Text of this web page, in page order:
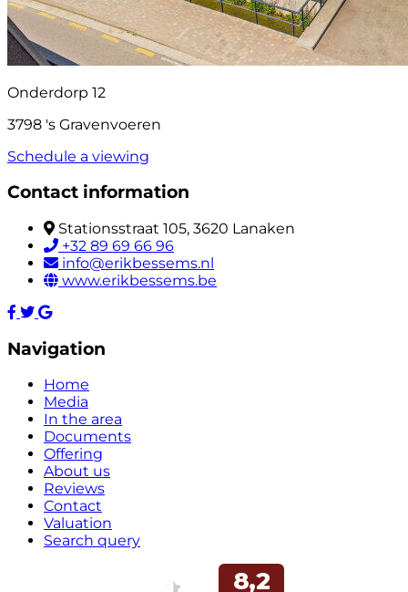
Onderdorp 12
3798 's Gravenvoeren
Schedule a viewing
Contact information
Stationsstraat 105, 3620 Lanaken
+32 89 69 66 96
info@erikbessems.nl
www.erikbessems.be
Navigation
Home
Media
In the area
Documents
Offering
About us
Reviews
Contact
Valuation
Search query